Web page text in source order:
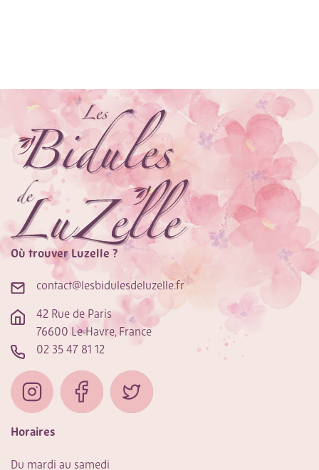
Où trouver Luzelle ?
contact@lesbidulesdeluzelle.fr
42 Rue de Paris
76600 Le Havre, France
02 35 47 81 12
Horaires
Du mardi au samedi